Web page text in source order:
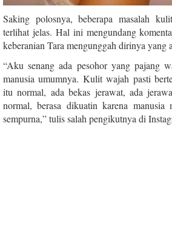
Saking polosnya, beberapa masalah
terlihat jelas. Hal ini mengundang
keberanian Tara mengunggah dirinya yang
“Aku senang ada pesohor yang pajang
manusia umumnya. Kulit wajah pasti
itu normal, ada bekas jerawat, ada
normal, berasa dikuatin karena manusia
sempurna,” tulis salah pengikutnya di